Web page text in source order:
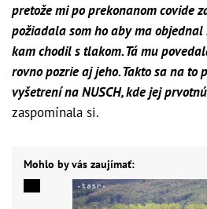
pretože mi po prekonanom covide
požiadala som ho aby ma
kam chodil s tlakom. Tá mu
rovno pozrie aj jeho. Takto sa na to
vyšetrení na NUSCH, kde jej
zaspomínala si.
Mohlo by vás zaujímať: